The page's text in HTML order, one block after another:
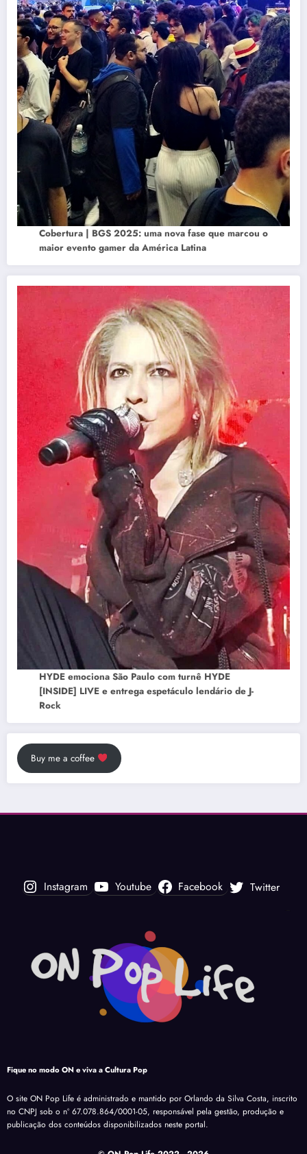
Cobertura | BGS 2025: uma nova fase que marcou o
maior evento gamer da América Latina
HYDE emociona São Paulo com turnê HYDE
[INSIDE] LIVE e entrega espetáculo lendário de J-
Rock
Buy me a coffee
Instagram Youtube Facebook Twitter
Fique no modo ON e viva a Cultura Pop
O site ON Pop Life é administrado e mantido por Orlando da Silva Costa, inscrito
no CNPJ sob o nº 67.078.864/0001-05, responsável pela gestão, produção e
publicação dos conteúdos disponibilizados neste portal.